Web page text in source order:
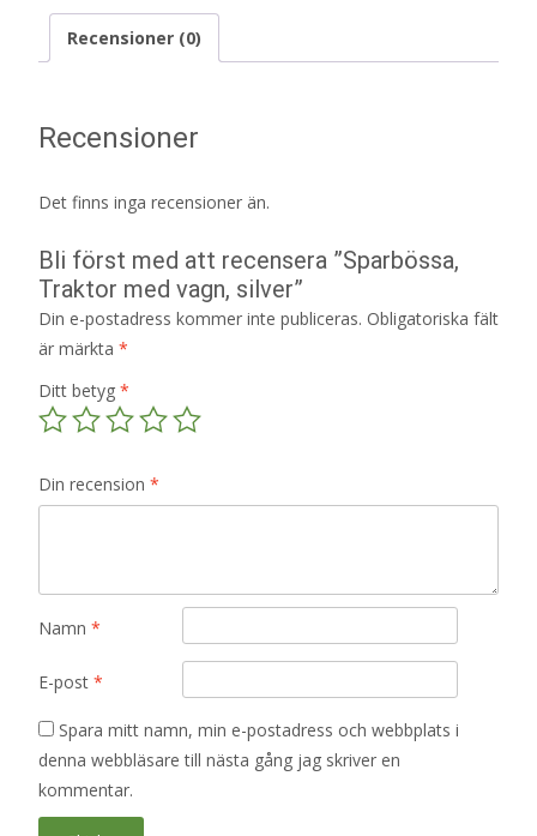
Recensioner (0)
Recensioner
Det finns inga recensioner än.
Bli först med att recensera ”Sparbössa,
Traktor med vagn, silver”
Din e-postadress kommer inte publiceras. Obligatoriska fält
är märkta *
Ditt betyg *
Din recension *
Namn *
E-post *
Spara mitt namn, min e-postadress och webbplats i
denna webbläsare till nästa gång jag skriver en
kommentar.